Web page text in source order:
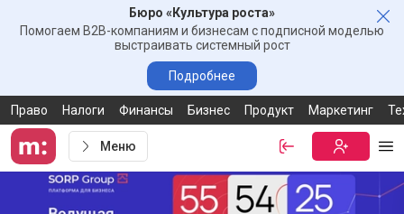
Бюро «Культура роста»
Помогаем B2B-компаниям и бизнесам с подписной моделью
выстраивать системный рост
Подробнее
Право Налоги Финансы Бизнес Продукт Маркетинг
Меню Войти